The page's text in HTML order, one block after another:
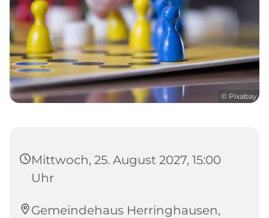
© Pixabay
Mittwoch, 25. August 2027, 15:00
Uhr
Gemeindehaus Herringhausen,